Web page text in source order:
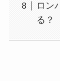
ロン
る？